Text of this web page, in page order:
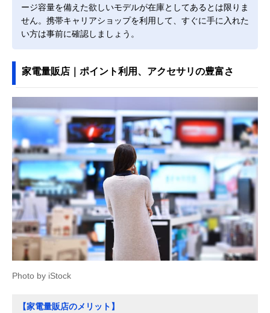
ージ容量を備えた欲しいモデルが在庫としてあるとは限りま
せん。携帯キャリアショップを利用して、すぐに手に入れた
い方は事前に確認しましょう。
家電量販店｜ポイント利用、アクセサリの豊富さ
Photo by iStock
【家電量販店のメリット】